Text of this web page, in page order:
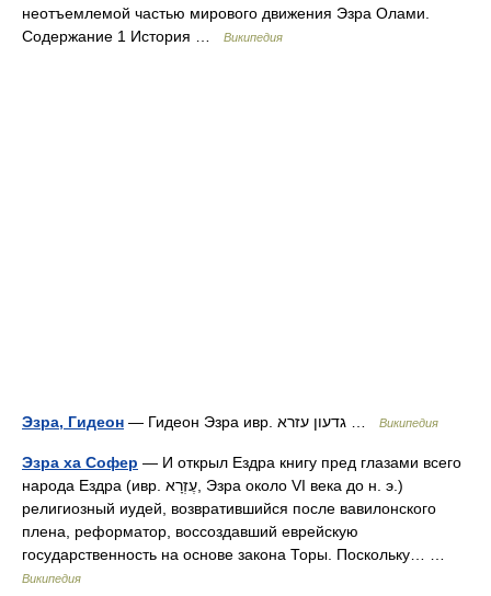
неотъемлемой частью мирового движения Эзра Олами.
Содержание 1 История …
Википедия
Эзра, Гидеон Википедия
Эзра xa Софер — И открыл Ездра книгу пред глазами всего
народа Ездра (ивр. עֶזְרָא‎, Эзра около VI века до н. э.)
религиозный иудей, возвратившийся после вавилонского
плена, реформатор, воссоздавший еврейскую
государственность на основе закона Торы. Поскольку… …
Википедия